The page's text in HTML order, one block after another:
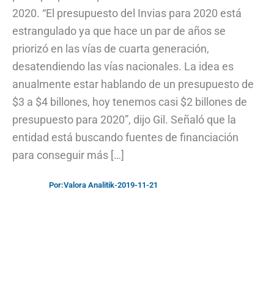
2020. “El presupuesto del Invias para 2020 está
estrangulado ya que hace un par de años se
priorizó en las vías de cuarta generación,
desatendiendo las vías nacionales. La idea es
anualmente estar hablando de un presupuesto de
$3 a $4 billones, hoy tenemos casi $2 billones de
presupuesto para 2020”, dijo Gil. Señaló que la
entidad está buscando fuentes de financiación
para conseguir más […]
Por:Valora Analitik-2019-11-21